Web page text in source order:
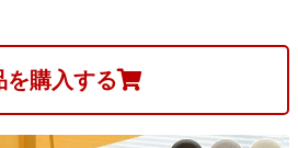
を購入する